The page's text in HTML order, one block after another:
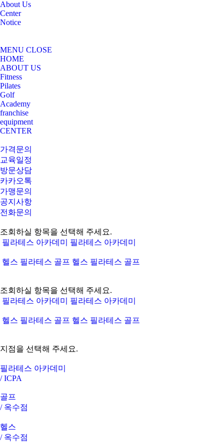
About Us
Center
Notice
MENU CLOSE
HOME
ABOUT US
Fitness
Pilates
Golf
Academy
franchise
equipment
CENTER
가격문의
교육일정
방문상담
카카오톡
가맹문의
공지사항
전화문의
조회하실 항목을 선택해 주세요.
필라테스 아카데미 필라테스 아카데미
헬스 필라테스 골프 헬스 필라테스 골프
조회하실 항목을 선택해 주세요.
필라테스 아카데미
필라테스 아카데미
헬스 필라테스 골프 헬스 필라테스 골프
지점을 선택해 주세요.
필라테스 아카데미
/ ICPA
골프
/ 옥수점
헬스
/ 옥수점